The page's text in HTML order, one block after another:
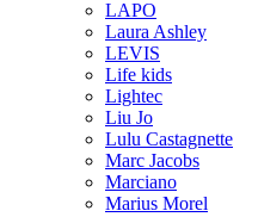
LAPO
Laura Ashley
LEVIS
Life kids
Lightec
Liu Jo
Lulu Castagnette
Marc Jacobs
Marciano
Marius Morel